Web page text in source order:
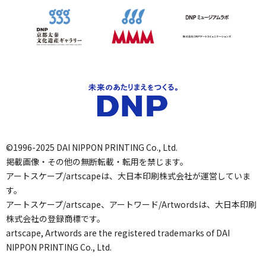
©1996-2025 DAI NIPPON PRINTING Co., Ltd.
掲載画像・その他の無断転載・転用を禁じます。
アートスケープ/artscapeは、大日本印刷株式会社が運営していま
す。
アートスケープ/artscape、アートワード/Artwordsは、大日本印刷
株式会社の登録商標です。
artscape, Artwords are the registered trademarks of DAI
NIPPON PRINTING Co., Ltd.